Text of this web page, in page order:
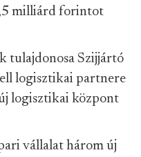
milliárd forintot
tulajdonosa Szijjártó
logisztikai partnere
logisztikai központ
vállalat három új